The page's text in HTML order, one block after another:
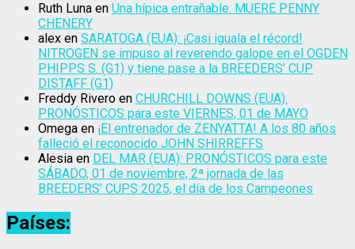
Ruth Luna en Una hípica entrañable: MUERE PENNY
CHENERY
alex en SARATOGA (EUA): ¡Casi iguala el récord!
NITROGEN se impuso al reverendo galope en el OGDEN
PHIPPS S. (G1) y tiene pase a la BREEDERS’ CUP
DISTAFF (G1)
Freddy Rivero en CHURCHILL DOWNS (EUA):
PRONÓSTICOS para este VIERNES, 01 de MAYO
Omega en ¡El entrenador de ZENYATTA! A los 80 años
falleció el reconocido JOHN SHIRREFFS
Alesia en DEL MAR (EUA): PRONÓSTICOS para este
SÁBADO, 01 de noviembre, 2ª jornada de las
BREEDERS’ CUPS 2025, el día de los Campeones
Países: